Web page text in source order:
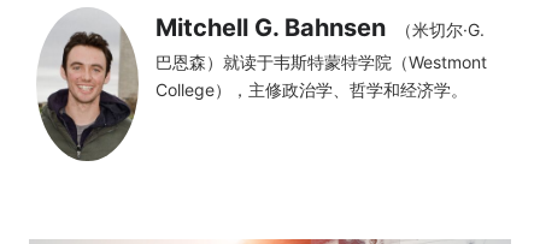
Mitchell G. Bahnsen
（米切尔·G.
巴恩森）就读于韦斯特蒙特学院（Westmont
College），主修政治学、哲学和经济学。